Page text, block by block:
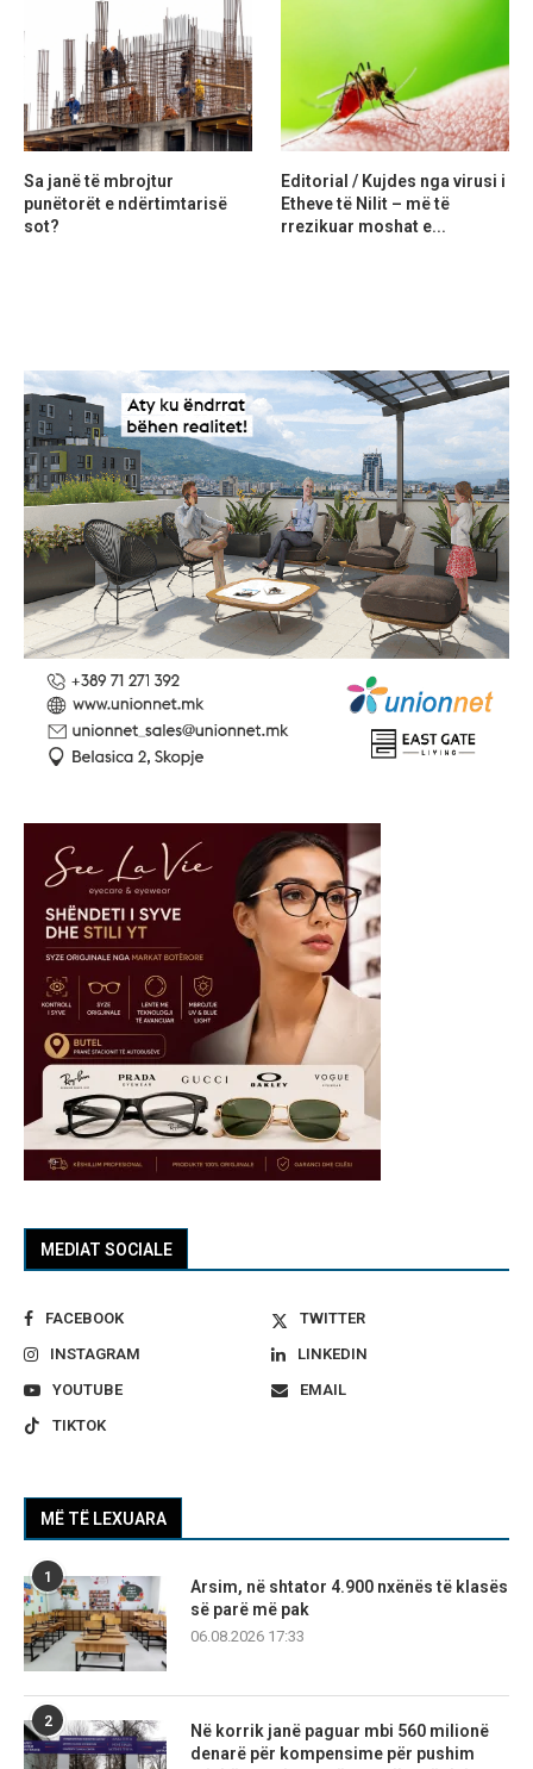
MEDIAT SOCIALE
FACEBOOK
TWITTER
INSTAGRAM
LINKEDIN
YOUTUBE
EMAIL
TIKTOK
MË TË LEXUARA
1
Arsim, në shtator 4.900 nxënës të klasës
së parë më pak
06.08.2026 17:33
2
Në korrik janë paguar mbi 560 milionë
denarë për kompensime për pushim
Sa janë të mbrojtur
punëtorët e ndërtimtarisë
sot?
Editorial / Kujdes nga virusi i
Etheve të Nilit – më të
rrezikuar moshat e...